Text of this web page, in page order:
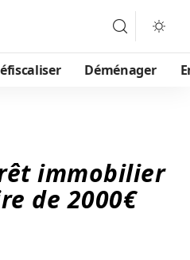
Déménager
immobilier
de 2000€